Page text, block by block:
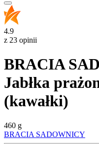
4.9
z 23 opinii
BRACIA
Jabłka
(kawałki)
460 g
BRACIA SADOWNICY